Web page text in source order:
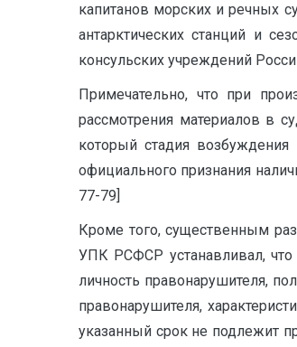
капитанов морских и речных
антарктических станций и
консульских учреждений
Примечательно, что при
рассмотрения материалов в
который стадия возбуждения
официального признания
77-79]
Кроме того, существенным
УПК РСФСР устанавливал, что
личность правонарушителя,
правонарушителя,
указанный срок не подлежит